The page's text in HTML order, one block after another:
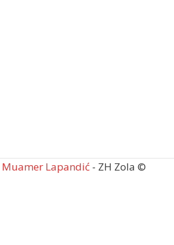
Muamer Lapandić- ZH Zola ©